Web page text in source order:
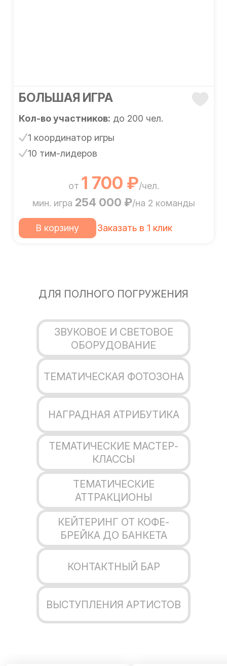
БОЛЬШАЯ ИГРА
Кол-во участников: до 200 чел.
1 координатор игры
10 тим-лидеров
от 1 700 ₽/чел.
мин. игра 254 000 ₽/на 2 команды
В корзину Заказать в 1 клик
ДЛЯ ПОЛНОГО ПОГРУЖЕНИЯ
ЗВУКОВОЕ И СВЕТОВОЕ
ОБОРУДОВАНИЕ
ТЕМАТИЧЕСКАЯ ФОТОЗОНА
НАГРАДНАЯ АТРИБУТИКА
ТЕМАТИЧЕСКИЕ МАСТЕР-
КЛАССЫ
ТЕМАТИЧЕСКИЕ
АТТРАКЦИОНЫ
КЕЙТЕРИНГ ОТ КОФЕ-
БРЕЙКА ДО БАНКЕТА
КОНТАКТНЫЙ БАР
ВЫСТУПЛЕНИЯ АРТИСТОВ